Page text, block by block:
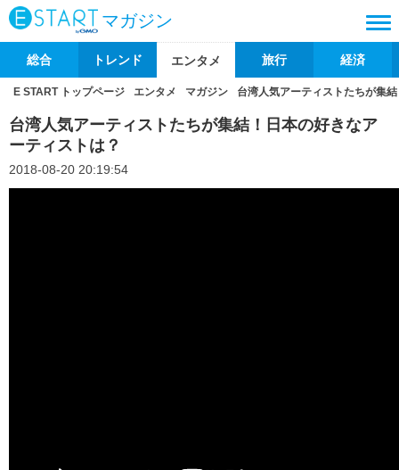
マガジン
総合 トレンド エンタメ 旅行 経済
E START トップページ エンタメ マガジン 台湾人気アーティストたちが集
台湾人気アーティストたちが集結！日本の好きなア
ーティストは？
2018-08-20 20:19:54